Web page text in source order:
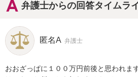
弁護士からの回答タイムラ
匿名A 弁護士
おおざっぱに１００万円前後と思われま